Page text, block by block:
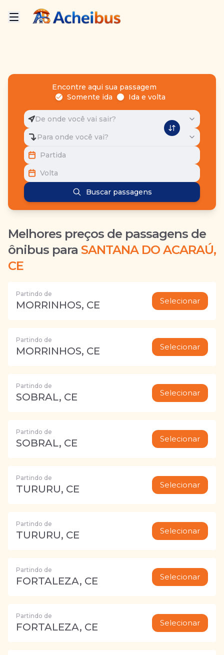
Encontre aqui sua passagem
Somente ida
Ida e volta
De onde você vai sair?
Para onde você vai?
Partida
Volta
Buscar passagens
Melhores preços de passagens de
ônibus para SANTANA DO ACARAÚ,
CE
Partindo de
MORRINHOS, CE Selecionar
Partindo de
MORRINHOS, CE Selecionar
Partindo de
SOBRAL, CE Selecionar
Partindo de
SOBRAL, CE Selecionar
Partindo de
TURURU, CE Selecionar
Partindo de
TURURU, CE Selecionar
Partindo de
FORTALEZA, CE Selecionar
Partindo de
FORTALEZA, CE Selecionar